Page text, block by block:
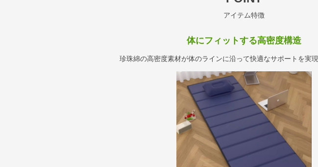
アイテム特徴
体にフィットする高密度構造
珍珠綿の高密度素材が体のラインに沿って快適なサポートを実現